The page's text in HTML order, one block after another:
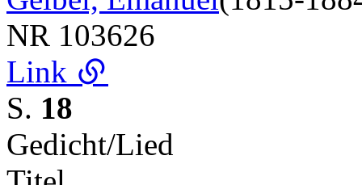
NR 103626
Link
S. 18
Gedicht/Lied